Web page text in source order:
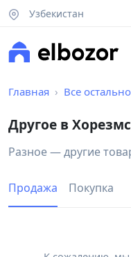
Узбекистан
Главная Все
Другое в
Разное — другие
Продажа Покупка